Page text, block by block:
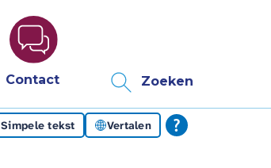
Contact Zoeken
Simpele tekst Vertalen